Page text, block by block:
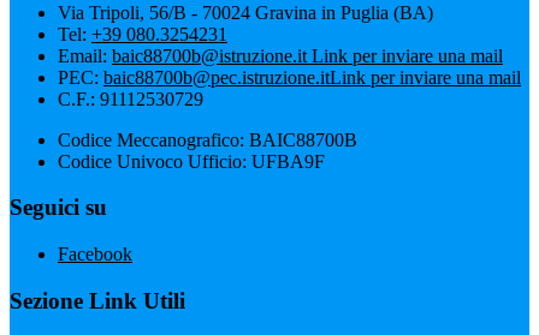
Via Tripoli, 56/B - 70024 Gravina in Puglia (BA)
Tel: +39 080.3254231
Email: baic88700b@istruzione.it Link per inviare una mail
PEC: baic88700b@pec.istruzione.itLink per inviare una mail
C.F.: 91112530729
Codice Meccanografico: BAIC88700B
Codice Univoco Ufficio: UFBA9F
Seguici su
Facebook
Sezione Link Utili